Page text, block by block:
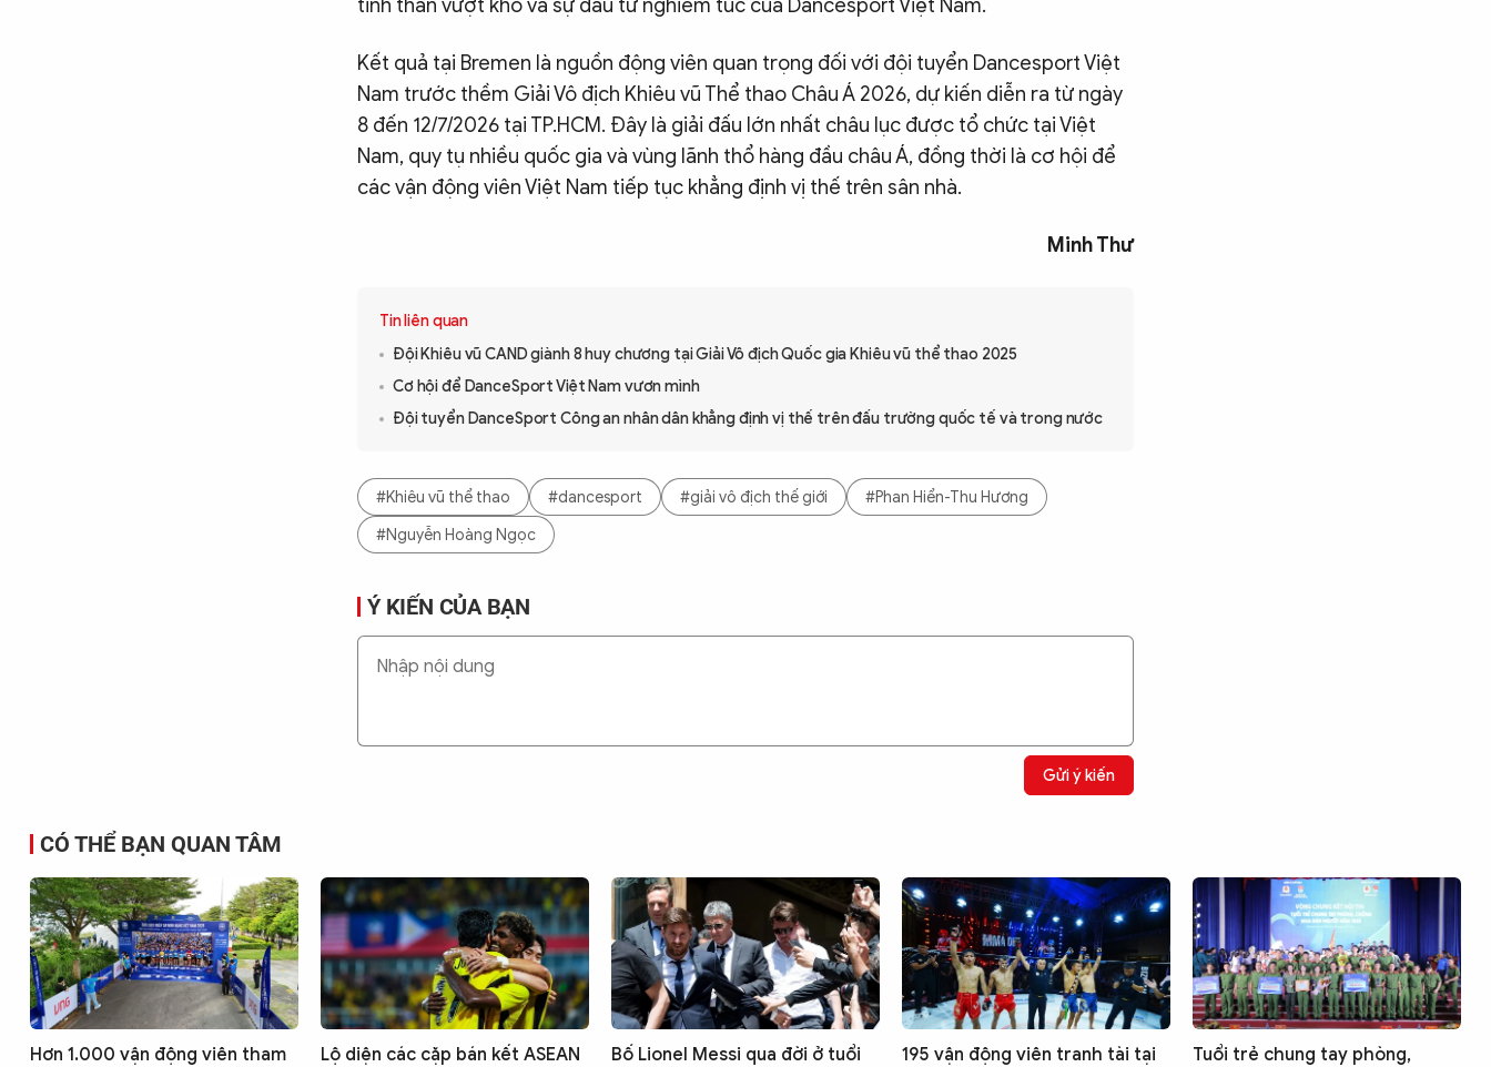
tinh thần vượt khó và sự đầu tư nghiêm túc của Dancesport Việt Nam.
Kết quả tại Bremen là nguồn động viên quan trọng đối với đội tuyển Dancesport Việt
Nam trước thềm Giải Vô địch Khiêu vũ Thể thao Châu Á 2026, dự kiến diễn ra từ ngày
8 đến 12/7/2026 tại TP.HCM. Đây là giải đấu lớn nhất châu lục được tổ chức tại Việt
Nam, quy tụ nhiều quốc gia và vùng lãnh thổ hàng đầu châu Á, đồng thời là cơ hội để
các vận động viên Việt Nam tiếp tục khẳng định vị thế trên sân nhà.
Minh Thư
Tin liên quan
Đội Khiêu vũ CAND giành 8 huy chương tại Giải Vô địch Quốc gia Khiêu vũ thể thao 2025
Cơ hội để DanceSport Việt Nam vươn mình
Đội tuyển DanceSport Công an nhân dân khẳng định vị thế trên đấu trường quốc tế và trong nước
#Khiêu vũ thể thao #dancesport #giải vô địch thế giới
#Phan Hiển-Thu Hương
#Nguyễn Hoàng Ngọc
Ý KIẾN CỦA BẠN
Gửi ý kiến
CÓ THỂ BẠN QUAN TÂM
Hơn 1.000 vận động viên tham Lộ diện các cặp bán kết ASEAN Bố Lionel Messi qua đời ở tuổi 195 vận động viên tranh tài tại Tuổi trẻ chung tay phòng,